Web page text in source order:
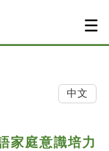
中文
家庭意識培力